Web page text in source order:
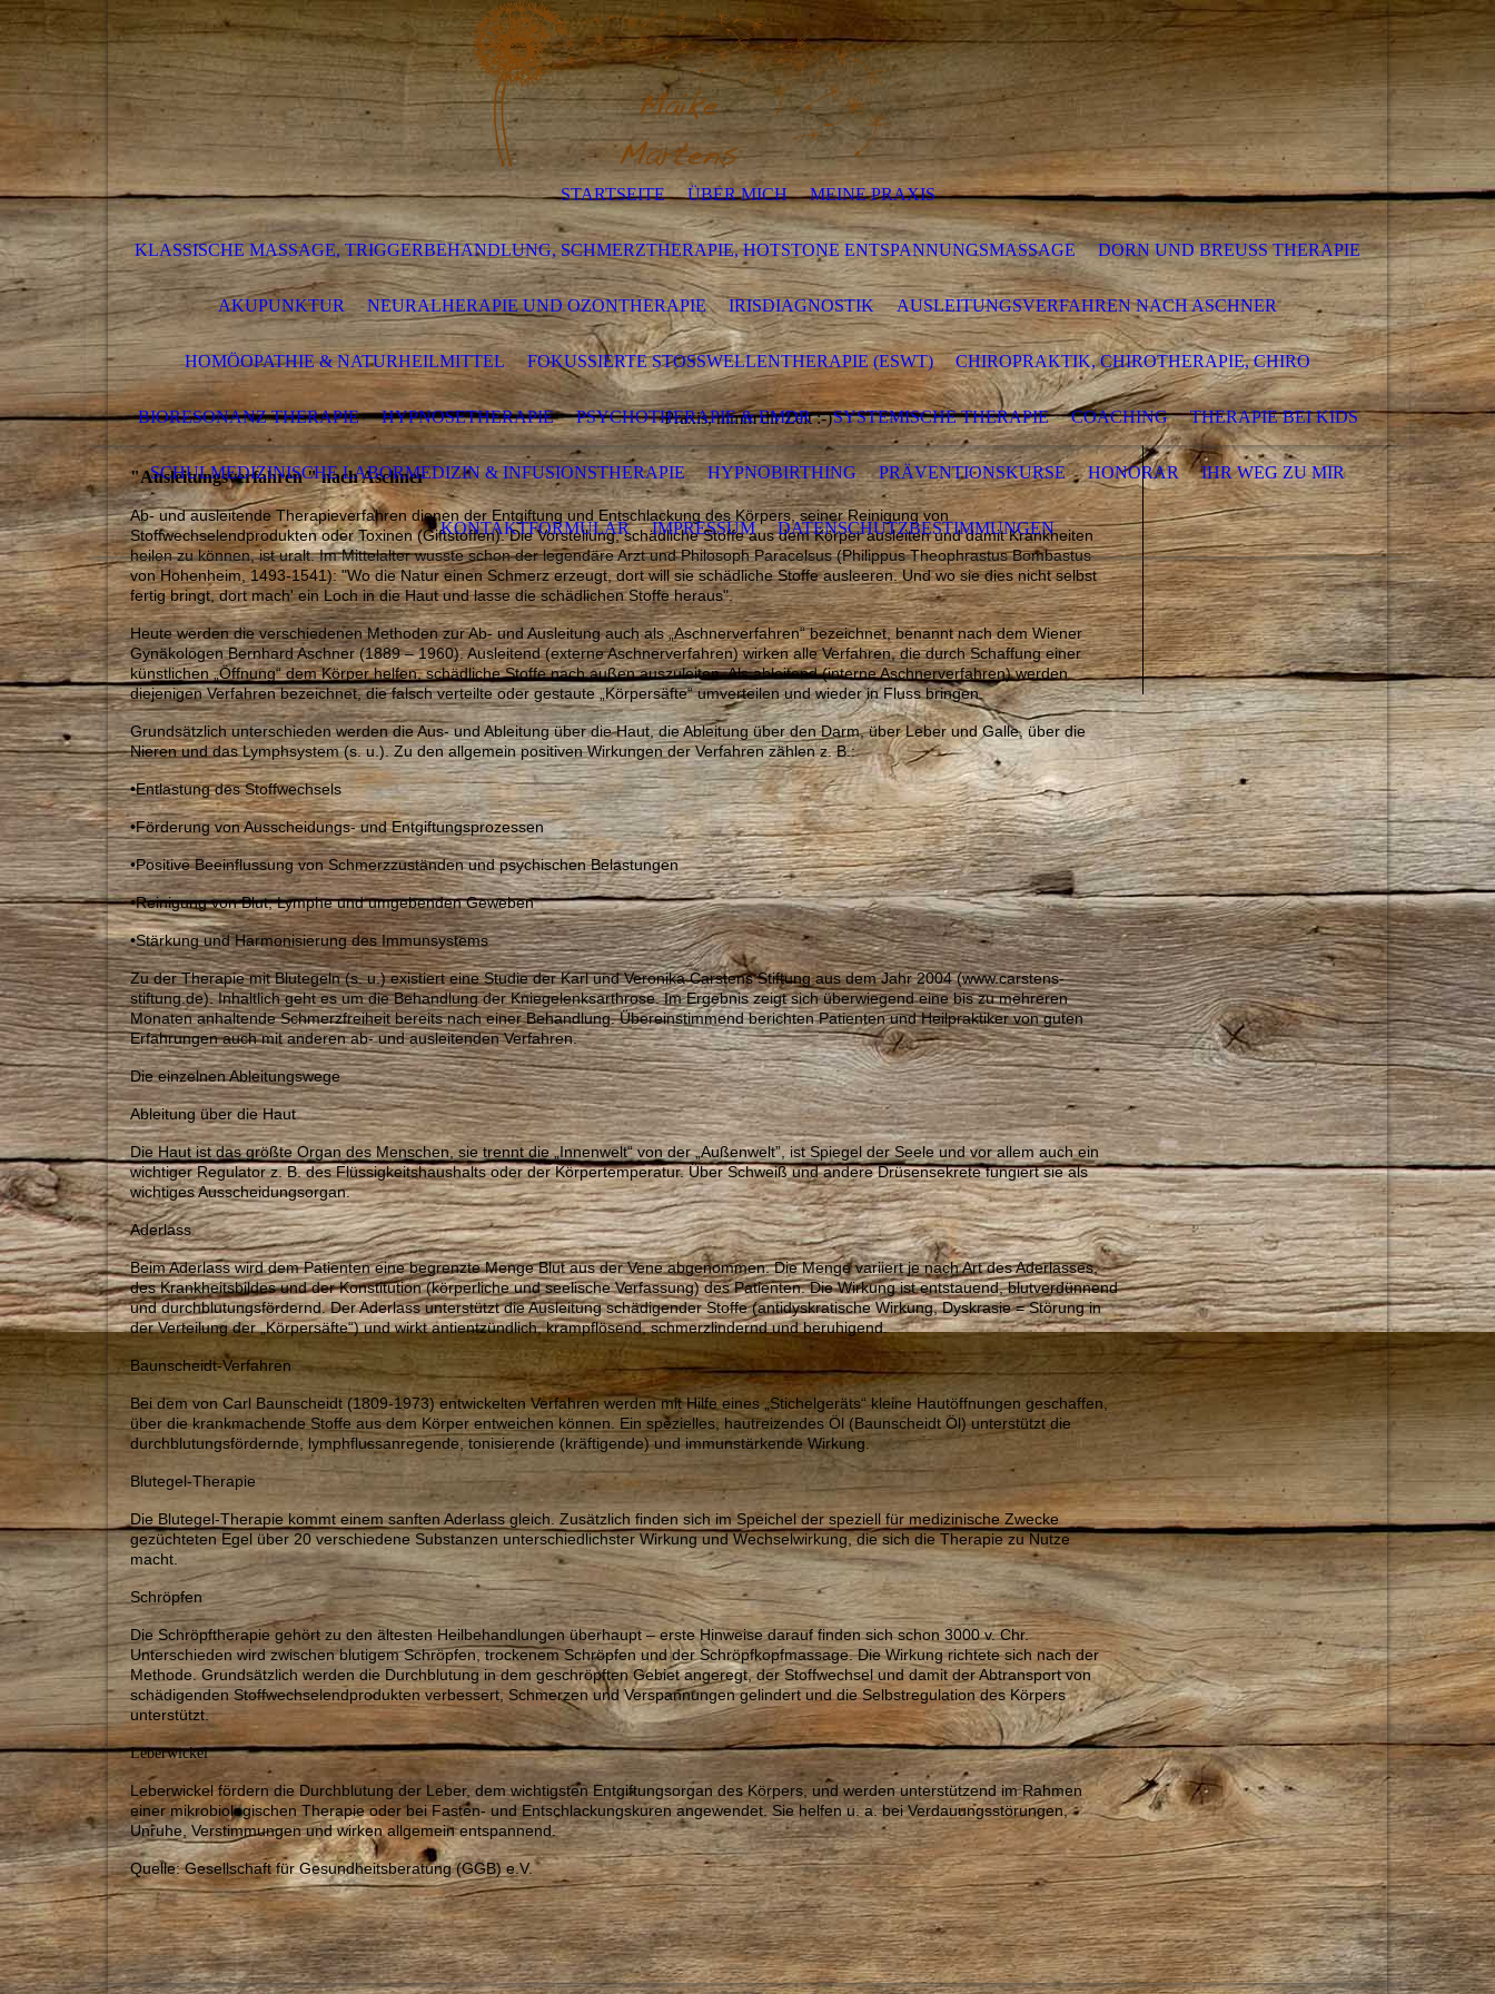
STARTSEITE ÜBER MICH MEINE PRAXIS
KLASSISCHE MASSAGE, TRIGGERBEHANDLUNG, SCHMERZTHERAPIE, HOTSTONE ENTSPANNUNGSMASSAGE DORN UND BREUSS THERAPIE
AKUPUNKTUR NEURALHERAPIE UND OZONTHERAPIE IRISDIAGNOSTIK AUSLEITUNGSVERFAHREN NACH ASCHNER
HOMÖOPATHIE & NATURHEILMITTEL FOKUSSIERTE STOSSWELLENTHERAPIE (ESWT) CHIROPRAKTIK, CHIROTHERAPIE, CHIRO
BIORESONANZ THERAPIE HYPNOSETHERAPIE PSYCHOTHERAPIE & EMDR SYSTEMISCHE THERAPIE COACHING THERAPIE BEI KIDS
SCHULMEDIZINISCHE LABORMEDIZIN & INFUSIONSTHERAPIE HYPNOBIRTHING PRÄVENTIONSKURSE HONORAR IHR WEG ZU MIR
KONTAKTFORMULAR IMPRESSUM DATENSCHUTZBESTIMMUNGEN
Praxis, nimm dir Zeit :-)
"Ausleitungsverfahren " nach Aschner
Ab- und ausleitende Therapieverfahren dienen der Entgiftung und Entschlackung des Körpers, seiner Reinigung von
Stoffwechselendprodukten oder Toxinen (Giftstoffen). Die Vorstellung, schädliche Stoffe aus dem Körper ausleiten und damit Krankheiten
heilen zu können, ist uralt. Im Mittelalter wusste schon der legendäre Arzt und Philosoph Paracelsus (Philippus Theophrastus Bombastus
von Hohenheim, 1493-1541): "Wo die Natur einen Schmerz erzeugt, dort will sie schädliche Stoffe ausleeren. Und wo sie dies nicht selbst
fertig bringt, dort mach' ein Loch in die Haut und lasse die schädlichen Stoffe heraus".
Heute werden die verschiedenen Methoden zur Ab- und Ausleitung auch als „Aschnerverfahren“ bezeichnet, benannt nach dem Wiener
Gynäkologen Bernhard Aschner (1889 – 1960). Ausleitend (externe Aschnerverfahren) wirken alle Verfahren, die durch Schaffung einer
künstlichen „Öffnung“ dem Körper helfen, schädliche Stoffe nach außen auszuleiten. Als ableitend (interne Aschnerverfahren) werden
diejenigen Verfahren bezeichnet, die falsch verteilte oder gestaute „Körpersäfte“ umverteilen und wieder in Fluss bringen.
Grundsätzlich unterschieden werden die Aus- und Ableitung über die Haut, die Ableitung über den Darm, über Leber und Galle, über die
Nieren und das Lymphsystem (s. u.). Zu den allgemein positiven Wirkungen der Verfahren zählen z. B.:
•Entlastung des Stoffwechsels
•Förderung von Ausscheidungs- und Entgiftungsprozessen
•Positive Beeinflussung von Schmerzzuständen und psychischen Belastungen
•Reinigung von Blut, Lymphe und umgebenden Geweben
•Stärkung und Harmonisierung des Immunsystems
Zu der Therapie mit Blutegeln (s. u.) existiert eine Studie der Karl und Veronika Carstens Stiftung aus dem Jahr 2004 (www.carstens-
stiftung.de). Inhaltlich geht es um die Behandlung der Kniegelenksarthrose. Im Ergebnis zeigt sich überwiegend eine bis zu mehreren
Monaten anhaltende Schmerzfreiheit bereits nach einer Behandlung. Übereinstimmend berichten Patienten und Heilpraktiker von guten
Erfahrungen auch mit anderen ab- und ausleitenden Verfahren.
Die einzelnen Ableitungswege
Ableitung über die Haut
Die Haut ist das größte Organ des Menschen, sie trennt die „Innenwelt“ von der „Außenwelt”, ist Spiegel der Seele und vor allem auch ein
wichtiger Regulator z. B. des Flüssigkeitshaushalts oder der Körpertemperatur. Über Schweiß und andere Drüsensekrete fungiert sie als
wichtiges Ausscheidungsorgan.
Aderlass
Beim Aderlass wird dem Patienten eine begrenzte Menge Blut aus der Vene abgenommen. Die Menge variiert je nach Art des Aderlasses,
des Krankheitsbildes und der Konstitution (körperliche und seelische Verfassung) des Patienten. Die Wirkung ist entstauend, blutverdünnend
und durchblutungsfördernd. Der Aderlass unterstützt die Ausleitung schädigender Stoffe (antidyskratische Wirkung, Dyskrasie = Störung in
der Verteilung der „Körpersäfte“) und wirkt antientzündlich, krampflösend, schmerzlindernd und beruhigend.
Baunscheidt-Verfahren
Bei dem von Carl Baunscheidt (1809-1973) entwickelten Verfahren werden mit Hilfe eines „Stichelgeräts“ kleine Hautöffnungen geschaffen,
über die krankmachende Stoffe aus dem Körper entweichen können. Ein spezielles, hautreizendes Öl (Baunscheidt Öl) unterstützt die
durchblutungsfördernde, lymphflussanregende, tonisierende (kräftigende) und immunstärkende Wirkung.
Blutegel-Therapie
Die Blutegel-Therapie kommt einem sanften Aderlass gleich. Zusätzlich finden sich im Speichel der speziell für medizinische Zwecke
gezüchteten Egel über 20 verschiedene Substanzen unterschiedlichster Wirkung und Wechselwirkung, die sich die Therapie zu Nutze
macht.
Schröpfen
Die Schröpftherapie gehört zu den ältesten Heilbehandlungen überhaupt – erste Hinweise darauf finden sich schon 3000 v. Chr.
Unterschieden wird zwischen blutigem Schröpfen, trockenem Schröpfen und der Schröpfkopfmassage. Die Wirkung richtete sich nach der
Methode. Grundsätzlich werden die Durchblutung in dem geschröpften Gebiet angeregt, der Stoffwechsel und damit der Abtransport von
schädigenden Stoffwechselendprodukten verbessert, Schmerzen und Verspannungen gelindert und die Selbstregulation des Körpers
unterstützt.
Leberwickel
Leberwickel fördern die Durchblutung der Leber, dem wichtigsten Entgiftungsorgan des Körpers, und werden unterstützend im Rahmen
einer mikrobiologischen Therapie oder bei Fasten- und Entschlackungskuren angewendet. Sie helfen u. a. bei Verdauungsstörungen,
Unruhe, Verstimmungen und wirken allgemein entspannend.
Quelle: Gesellschaft für Gesundheitsberatung (GGB) e.V.